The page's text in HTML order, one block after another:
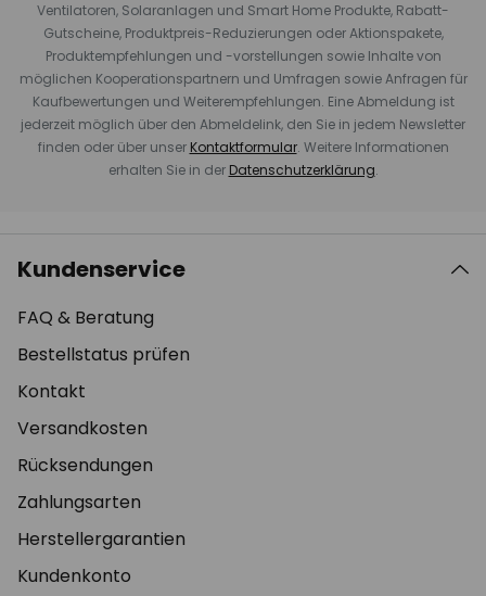
Ventilatoren, Solaranlagen und Smart Home Produkte, Rabatt-
Gutscheine, Produktpreis-Reduzierungen oder Aktionspakete,
Produktempfehlungen und -vorstellungen sowie Inhalte von
möglichen Kooperationspartnern und Umfragen sowie Anfragen für
Kaufbewertungen und Weiterempfehlungen. Eine Abmeldung ist
jederzeit möglich über den Abmeldelink, den Sie in jedem Newsletter
finden oder über unser Kontaktformular. Weitere Informationen
erhalten Sie in der Datenschutzerklärung.
Kundenservice
FAQ & Beratung
Bestellstatus prüfen
Kontakt
Versandkosten
Rücksendungen
Zahlungsarten
Herstellergarantien
Kundenkonto